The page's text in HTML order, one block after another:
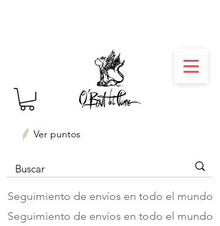
Seguimiento de envíos en todo el mundo
Ver puntos
Seguimiento de envíos en todo el mundo